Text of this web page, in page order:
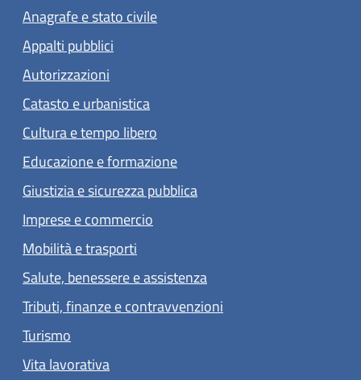
Anagrafe e stato civile
Appalti pubblici
Autorizzazioni
Catasto e urbanistica
Cultura e tempo libero
Educazione e formazione
Giustizia e sicurezza pubblica
Imprese e commercio
Mobilità e trasporti
Salute, benessere e assistenza
Tributi, finanze e contravvenzioni
Turismo
Vita lavorativa